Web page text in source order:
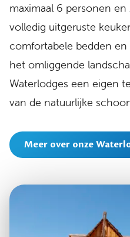
maximaal 6 personen
volledig uitgeruste
comfortabele bedden
het omliggende
Waterlodges een eigen
van de natuurlijke
Meer over onze